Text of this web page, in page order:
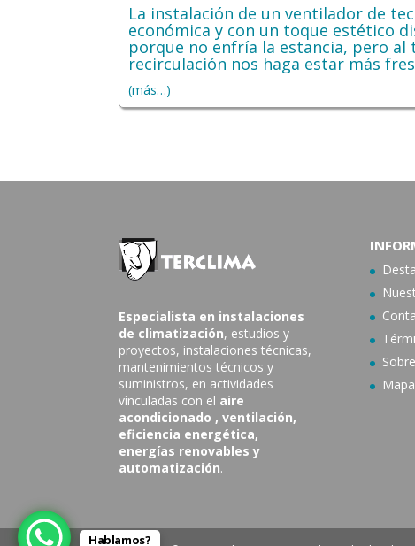
La instalación de un ventilador de
económica y con un toque estético
porque no enfría la estancia, pero
recirculación nos haga estar más
(más…)
Especialista en instalaciones
de climatización, estudios y
proyectos, instalaciones técnicas,
mantenimientos técnicos y
suministros, en actividades
vinculadas con el aire
acondicionado , ventilación,
eficiencia energética,
energías renovables y
automatización.
Hablamos?